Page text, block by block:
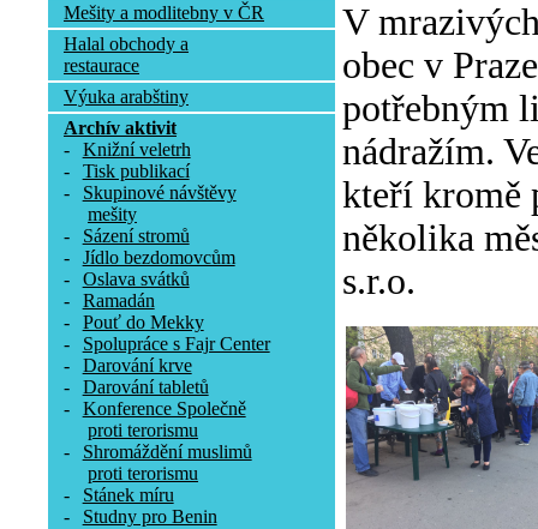
Mešity a modlitebny v ČR
Halal obchody a
restaurace
Výuka arabštiny
Archív aktivit
-
Knižní veletrh
-
Tisk publikací
-
Skupinové návštěvy
mešity
-
Sázení stromů
-
Jídlo bezdomovcům
-
Oslava svátků
-
Ramadán
-
Pouť do Mekky
-
Spolupráce s Fajr Center
-
Darování krve
-
Darování tabletů
-
Konference Společně
proti terorismu
-
Shromáždění muslimů
proti terorismu
-
Stánek míru
-
Studny pro Benin
V
obec v
potřebným
nádražím.
kteří kromě
několika
s.r.o.